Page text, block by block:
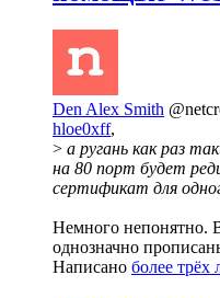
Den Alex Smith
hloe0xff,
> а ругань как раз
на 80 порт будет
сертификат для
Немного непонятно.
однозначно
Написано более трёх